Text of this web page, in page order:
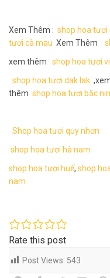
Xem Thêm : shop hoa tươi
tươi cà mau Xem Thêm
xem thêm
shop hoa tươi
shop hoa tươi dak lak
thêm shop hoa tươi băc
Shop hoa tươi quy nhơn
shop hoa tươi hà nam
shop hoa tươi huế, shop
nam
Rate this post
Post Views: 543